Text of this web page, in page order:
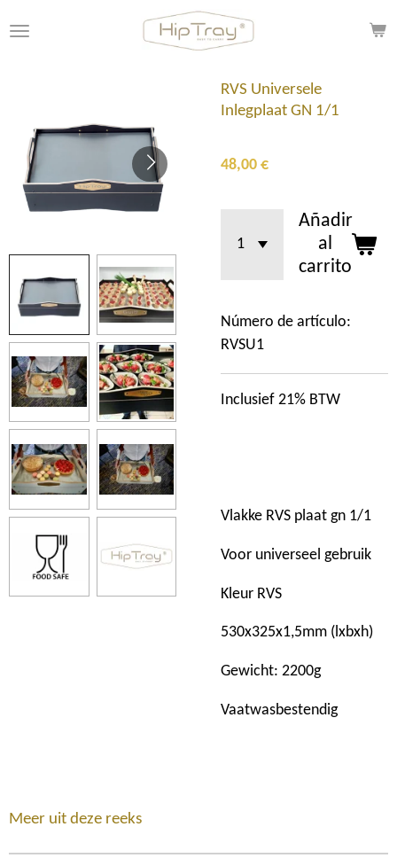
al
RVS Universele
Inlegplaat GN 1/1
48,00 €
Añadir
al
carrito
Número de artículo:
RVSU1
Inclusief 21% BTW
Vlakke RVS plaat gn 1/1
Voor universeel gebruik
Kleur RVS
530x325x1,5mm (lxbxh)
Gewicht: 2200g
Vaatwasbestendig
Meer uit deze reeks